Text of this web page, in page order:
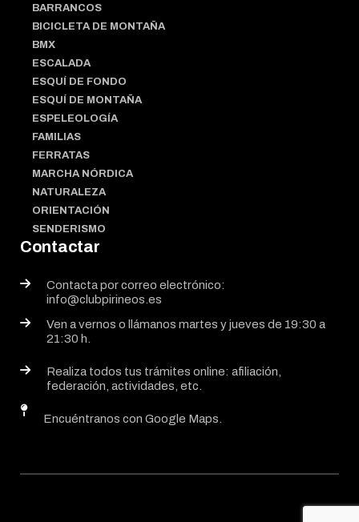
BARRANCOS
BICICLETA DE MONTAÑA
BMX
ESCALADA
ESQUÍ DE FONDO
ESQUÍ DE MONTAÑA
ESPELEOLOGÍA
FAMILIAS
FERRATAS
MARCHA NÓRDICA
NATURALEZA
ORIENTACIÓN
SENDERISMO
Contactar
Contacta por correo electrónico:
info@clubpirineos.es
Ven a vernos o llámanos martes y jueves de 19:30 a
21:30 h.
Realiza todos tus trámites online: afiliación,
federación, actividades, etc.
Encuéntranos con Google Maps.